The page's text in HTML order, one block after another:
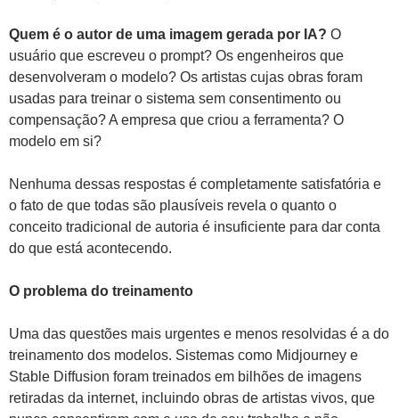
Quem é o autor de uma imagem gerada por IA? O
usuário que escreveu o prompt? Os engenheiros que
desenvolveram o modelo? Os artistas cujas obras foram
usadas para treinar o sistema sem consentimento ou
compensação? A empresa que criou a ferramenta? O
modelo em si?
Nenhuma dessas respostas é completamente satisfatória e
o fato de que todas são plausíveis revela o quanto o
conceito tradicional de autoria é insuficiente para dar conta
do que está acontecendo.
O problema do treinamento
Uma das questões mais urgentes e menos resolvidas é a do
treinamento dos modelos. Sistemas como Midjourney e
Stable Diffusion foram treinados em bilhões de imagens
retiradas da internet, incluindo obras de artistas vivos, que